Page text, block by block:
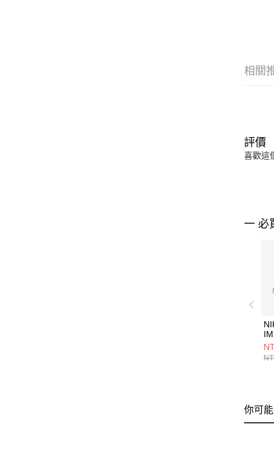
相關
評價
喜歡這
一 必
你可